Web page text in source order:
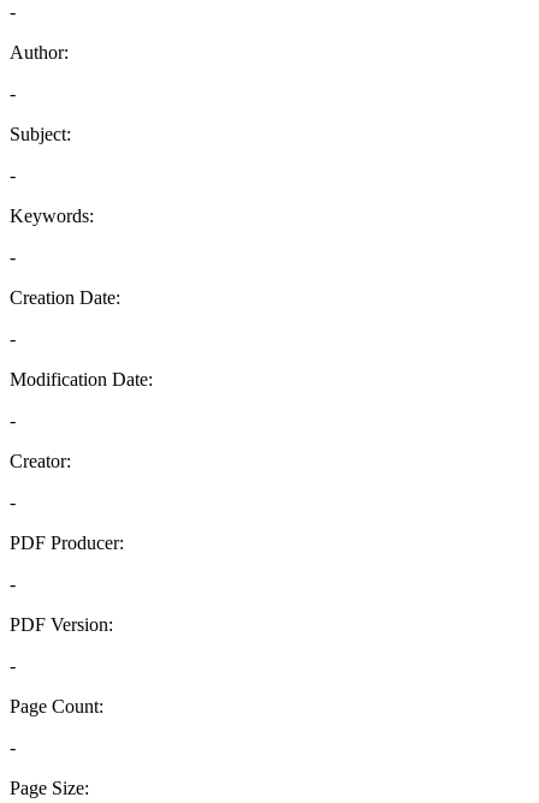
-
Author:
-
Subject:
-
Keywords:
-
Creation Date:
-
Modification Date:
-
Creator:
-
PDF Producer:
-
PDF Version:
-
Page Count:
-
Page Size: